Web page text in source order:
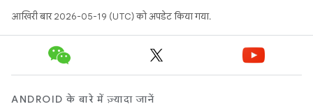
आखिरी बार 2026-05-19 (UTC) को अपडेट किया गया.
ANDROID के बारे में ज़्यादा जानें